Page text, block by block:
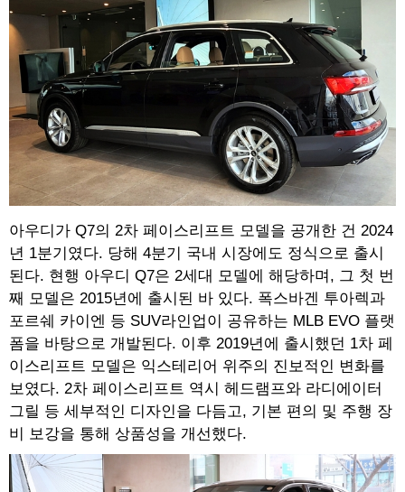
아우디가 Q7의 2차 페이스리프트 모델을 공개한 건 2024
년 1분기였다. 당해 4분기 국내 시장에도 정식으로 출시
된다. 현행 아우디 Q7은 2세대 모델에 해당하며, 그 첫 번
째 모델은 2015년에 출시된 바 있다. 폭스바겐 투아렉과
포르쉐 카이엔 등 SUV라인업이 공유하는 MLB EVO 플랫
폼을 바탕으로 개발된다. 이후 2019년에 출시했던 1차 페
이스리프트 모델은 익스테리어 위주의 진보적인 변화를
보였다. 2차 페이스리프트 역시 헤드램프와 라디에이터
그릴 등 세부적인 디자인을 다듬고, 기본 편의 및 주행 장
비 보강을 통해 상품성을 개선했다.